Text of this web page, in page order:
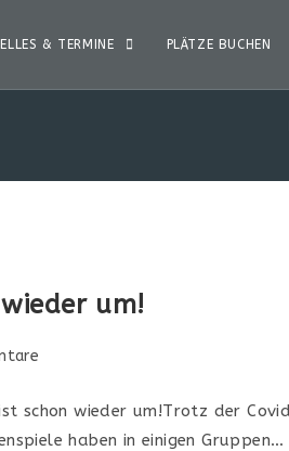
& TERMINE PLÄTZE BUCHEN
um!
schon wieder um!Trotz der
haben in einigen Gruppen…